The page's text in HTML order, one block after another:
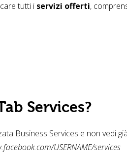
tutti i servizi offerti,
Services?
Business Services e non vedi
USERNAME/services